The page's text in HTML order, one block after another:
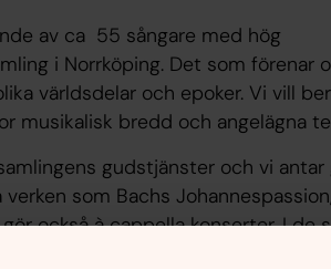
av ca 55 sångare med hög
i Norrköping. Det som förenar
världsdelar och epoker. Vi vill
musikalisk bredd och angelägna
gudstjänster och vi antar
som Bachs Johannespassion,
också à cappella konserter. I de
i Norrköping (SON) och